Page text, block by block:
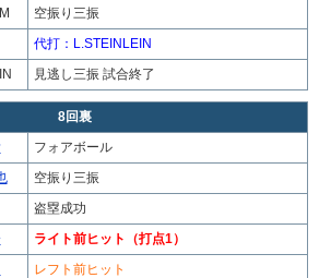
空振り三振
代打：L.STEINLEIN
見逃し三振 試合終了
8回裏
フォアボール
空振り三振
盗塁成功
ライト前ヒット（打点1）
レフト前ヒット